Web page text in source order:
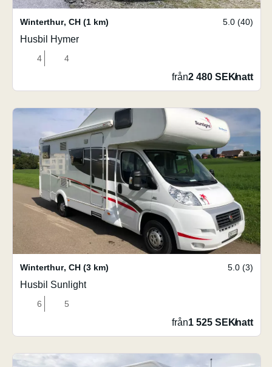
Winterthur, CH (1 km) 5.0 (40)
Husbil Hymer
4 4
från2 480 SEK/natt
Winterthur, CH (3 km) 5.0 (3)
Husbil Sunlight
6 5
från1 525 SEK/natt